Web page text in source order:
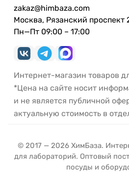
zakaz@himbaza.com
Москва, Рязанский проспект
Пн—Пт 09:00 – 17:00
Интернет-магазин товаров
*Цена на сайте носит
и не является публичной
актуальную стоимость в
© 2017 — 2026 ХимБаза.
для лабораторий. Оптовый
посуды и